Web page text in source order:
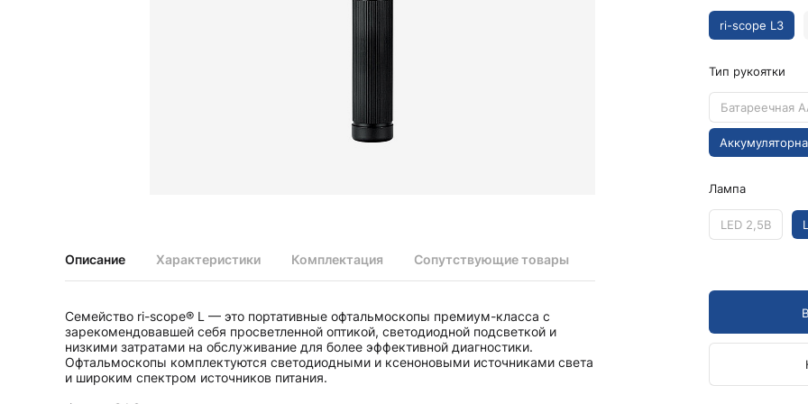
Ретиноскопы и наборы ri-vision
Запасные части для стетоскопов
Стетоскопы
Запасные части к медицинским светильникам
Пульсоксиметры ri-fox N
Термометры и аксессуары
Описание Характеристики Комплектация Сопутствующие товары
Семейство ri-scope® L — это портативные офтальмоскопы премиум-класса с
зарекомендовавшей себя просветленной оптикой, светодиодной подсветкой и
низкими затратами на обслуживание для более эффективной диагностики.
Офтальмоскопы комплектуются светодиодными и ксеноновыми источниками света
и широким спектром источников питания.
ri-scope L3
Тип рукоятки
Батареечная
Лампа
LED 2,5В